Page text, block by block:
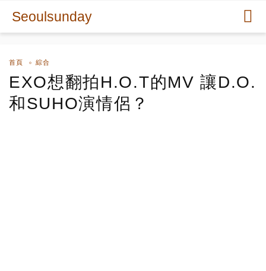
Seoulsunday
首頁 綜合
EXO想翻拍H.O.T的MV 讓D.O.
和SUHO演情侶？